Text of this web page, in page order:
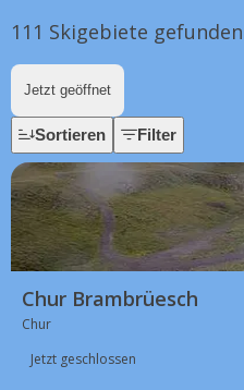
111 Skigebiete gefunden
Jetzt geöffnet
Sortieren Filter
Chur Brambrüesch
Chur
Jetzt geschlossen